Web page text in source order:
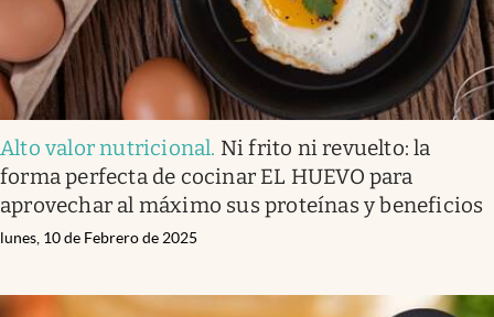
Alto valor nutricional. Ni frito ni revuelto: la
forma perfecta de cocinar EL HUEVO para
aprovechar al máximo sus proteínas y beneficios
lunes, 10 de Febrero de 2025